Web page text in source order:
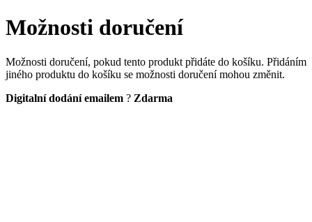
Možnosti doručení
Možnosti doručení, pokud tento produkt přidáte do košíku. Přidáním
jiného produktu do košíku se možnosti doručení mohou změnit.
Digitalní dodání emailem ? Zdarma